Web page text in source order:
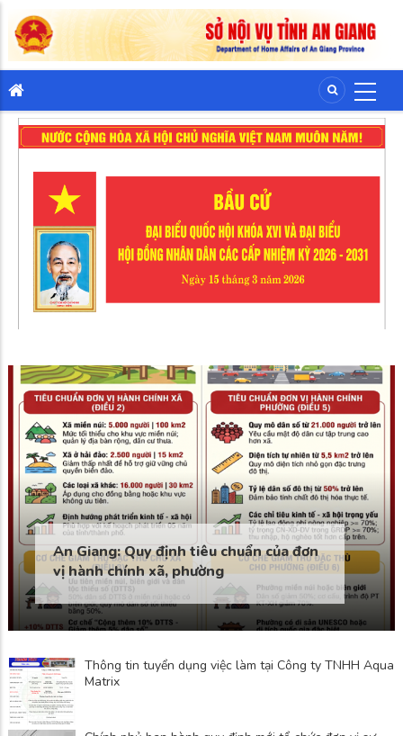
tiêu chuẩn của đơn
Sở Nội vụ tỉnh An
toàn quốc nghiên
triệt và triển khai
Hội nghị lần thứ ba
Trung ương Đảng
Thông tin tuyển dụng việc làm tại Công ty TNHH Aqua
Matrix